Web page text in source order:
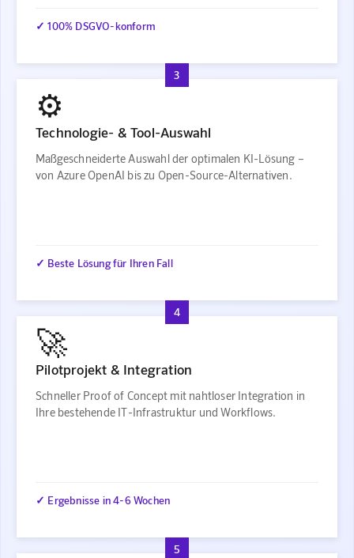
✓ 100% DSGVO-konform
3
⚙️
Technologie- & Tool-Auswahl
Maßgeschneiderte Auswahl der optimalen KI-Lösung –
von Azure OpenAI bis zu Open-Source-Alternativen.
✓ Beste Lösung für Ihren Fall
4
🚀
Pilotprojekt & Integration
Schneller Proof of Concept mit nahtloser Integration in
Ihre bestehende IT-Infrastruktur und Workflows.
✓ Ergebnisse in 4-6 Wochen
5